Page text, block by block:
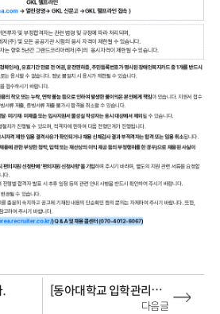
.
다음글
[동아대학교 입학관리처] 입시업무 검산위원 모집